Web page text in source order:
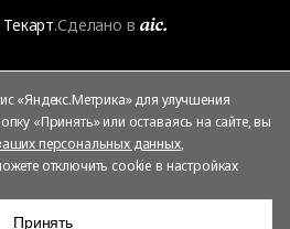
Текарт.Сделано в
«Яндекс.Метрика» для улучшения
«Принять» или оставаясь на сайте, вы
персональных данных,
отключить cookie в настройках
Принять